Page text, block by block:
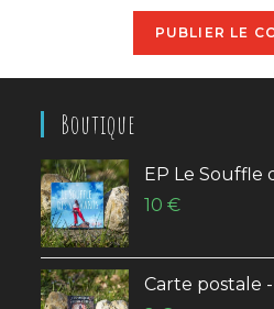
comment
Boutique
EP Le Souffle
10€
Carte postale